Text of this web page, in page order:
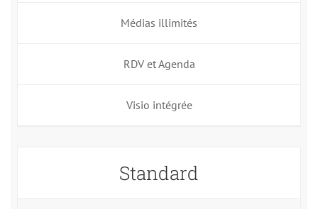
Médias illimités
RDV et Agenda
Visio intégrée
Standard